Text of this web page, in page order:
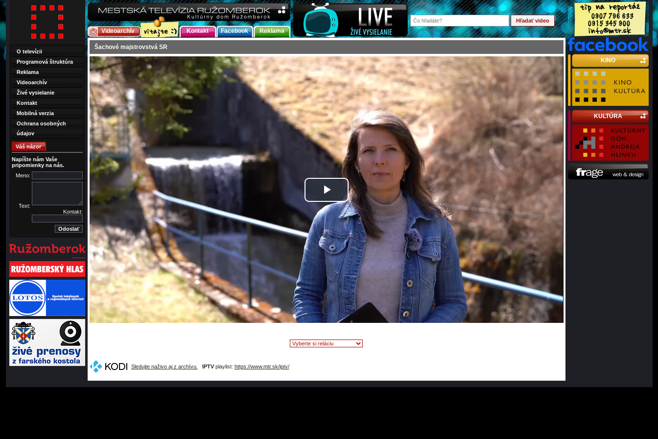
Videoarchív Kontakt Facebook Reklama
Šachové majstrovstvá SR
Prehrať
video
Sledujte naživo aj z archívu. IPTVplaylist: https://www.mtr.sk/iptv/
O televízii
Programová štruktúra
Reklama
Videoarchív
Živé vysielanie
Kontakt
Mobilná verzia
Ochrana osobných
údajov
Váš názor
Napíšte nám Vaše
pripomienky na nás.
Meno:
Text:
Kontakt:
KINO
KULTÚRA